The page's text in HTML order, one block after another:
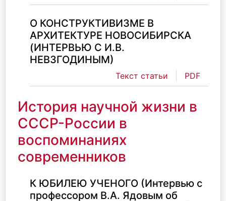
О КОНСТРУКТИВИЗМЕ В
АРХИТЕКТУРЕ НОВОСИБИРСКА
(ИНТЕРВЬЮ С И.В.
НЕВЗГОДИНЫМ)
Текст статьи PDF
История научной жизни в
СССР-России в
воспоминаниях
современников
К ЮБИЛЕЮ УЧЕНОГО (Интервью с
профессором В.А. Ядовым об